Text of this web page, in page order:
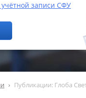
учётной записи СФУ
Публикации: Глоба